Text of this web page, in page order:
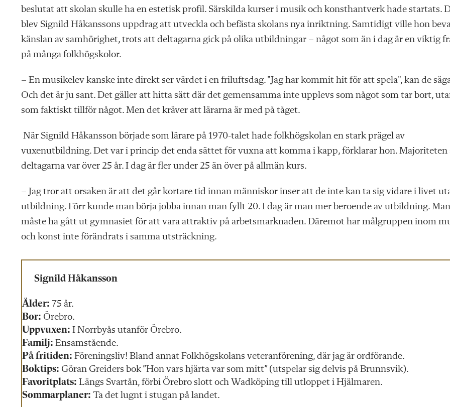
beslutat att skolan skulle ha en estetisk profil. Särskilda kurser i musik och konsthantverk hade startats.
blev Signild Håkanssons uppdrag att utveckla och befästa skolans nya inriktning. Samtidigt ville hon
känslan av samhörighet, trots att deltagarna gick på olika utbildningar – något som än i dag är en viktig
på många folkhögskolor.
– En musikelev kanske inte direkt ser värdet i en friluftsdag. "Jag har kommit hit för att spela", kan de
Och det är ju sant. Det gäller att hitta sätt där det gemensamma inte upplevs som något som tar bort,
som faktiskt tillför något. Men det kräver att lärarna är med på tåget.
När Signild Håkansson började som lärare på 1970-talet hade folkhögskolan en stark prägel av
vuxenutbildning. Det var i princip det enda sättet för vuxna att komma i kapp, förklarar hon. Majoriteten
deltagarna var över 25 år. I dag är fler under 25 än över på allmän kurs.
– Jag tror att orsaken är att det går kortare tid innan människor inser att de inte kan ta sig vidare i livet
utbildning. Förr kunde man börja jobba innan man fyllt 20. I dag är man mer beroende av utbildning. Man
måste ha gått ut gymnasiet för att vara attraktiv på arbetsmarknaden. Däremot har målgruppen inom
och konst inte förändrats i samma utsträckning.
Signild Håkansson
Ålder: 75 år.
Bor: Örebro.
Uppvuxen: I Norrbyås utanför Örebro.
Familj: Ensamstående.
På fritiden: Föreningsliv! Bland annat Folkhögskolans veteranförening, där jag är ordförande.
Boktips: Göran Greiders bok ”Hon vars hjärta var som mitt” (utspelar sig delvis på Brunnsvik).
Favoritplats: Längs Svartån, förbi Örebro slott och Wadköping till utloppet i Hjälmaren.
Sommarplaner: Ta det lugnt i stugan på landet.